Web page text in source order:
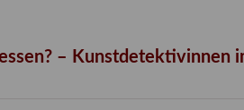
Malerei 17.–19. Jh.
– Kunstdetektivinnen